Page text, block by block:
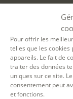
Pour offrir les
telles que les
appareils. Le fait de
traiter des données
uniques sur ce site.
consentement peut
et fonctions.
inscriptions à nos
jour ouvré
disponibles. Si
formation (Afdas,
est à effectuer au
formation.
NOS ATELIERS